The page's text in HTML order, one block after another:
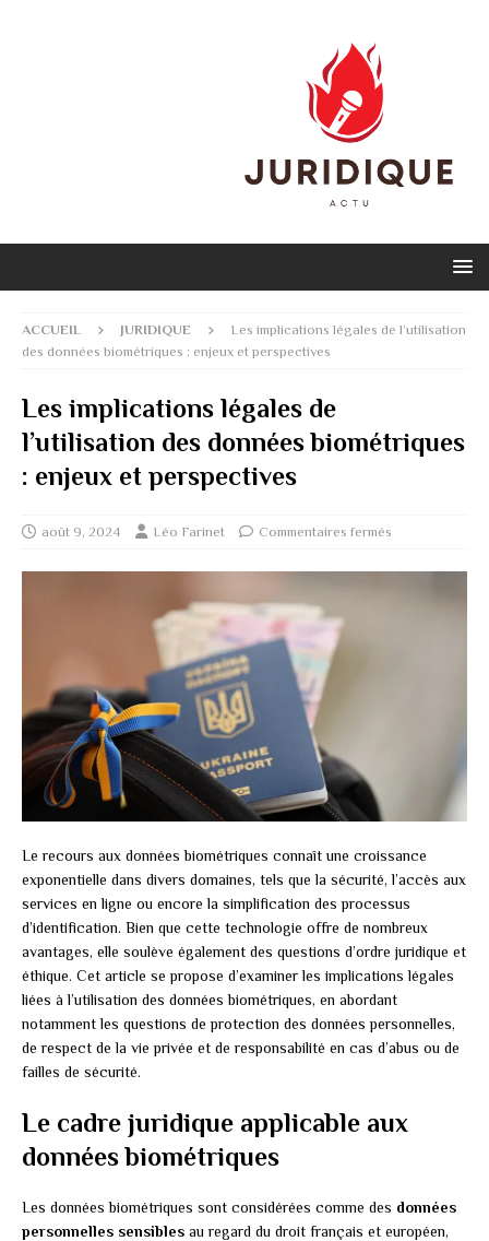
ACCUEIL JURIDIQUE
Les implications légales de l’utilisation
des données biométriques : enjeux et perspectives
Les implications légales de
l’utilisation des données biométriques
: enjeux et perspectives
août 9, 2024 Léo Farinet Commentaires fermés
Le recours aux données biométriques connaît une croissance
exponentielle dans divers domaines, tels que la sécurité, l’accès aux
services en ligne ou encore la simplification des processus
d’identification. Bien que cette technologie offre de nombreux
avantages, elle soulève également des questions d’ordre juridique et
éthique. Cet article se propose d’examiner les implications légales
liées à l’utilisation des données biométriques, en abordant
notamment les questions de protection des données personnelles,
de respect de la vie privée et de responsabilité en cas d’abus ou de
failles de sécurité.
Le cadre juridique applicable aux
données biométriques
Les données biométriques sont considérées comme des données
personnelles sensibles au regard du droit français et européen,